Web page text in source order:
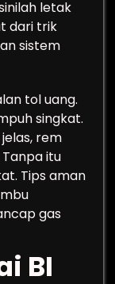
letak
dari trik
sistem
tol uang.
singkat.
rem
itu
Tips aman
gas
BI